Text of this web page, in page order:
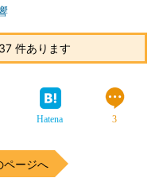
件あります
Hatena 3
ページへ